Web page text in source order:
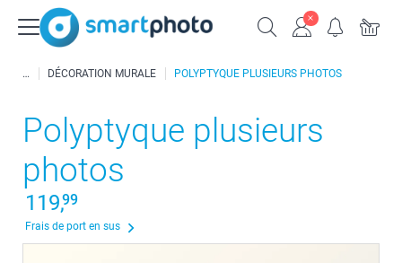
DÉCORATION MURALE POLYPTYQUE PLUSIEURS PHOTOS
Polyptyque plusieurs
photos
119,99
Frais de port en sus